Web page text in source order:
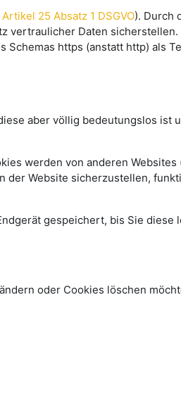
Artikel 25 Absatz 1 DSGVO). Durch
vertraulicher Daten
https (anstatt http) als
aber völlig bedeutungslos ist
werden von anderen Websites
Website sicherzustellen,
gespeichert, bis Sie diese
oder Cookies löschen